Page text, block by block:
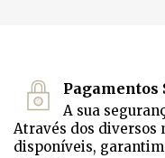
Pagamentos
A sua
Através dos diversos
disponíveis,